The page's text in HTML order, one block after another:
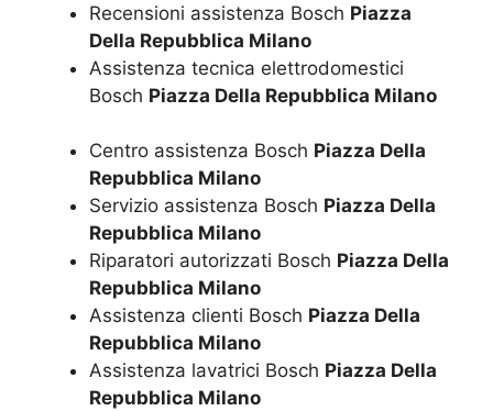
Recensioni assistenza Bosch Piazza
Della Repubblica Milano
Assistenza tecnica elettrodomestici
Bosch Piazza Della Repubblica Milano
Centro assistenza Bosch Piazza Della
Repubblica Milano
Servizio assistenza Bosch Piazza Della
Repubblica Milano
Riparatori autorizzati Bosch Piazza Della
Repubblica Milano
Assistenza clienti Bosch Piazza Della
Repubblica Milano
Assistenza lavatrici Bosch Piazza Della
Repubblica Milano